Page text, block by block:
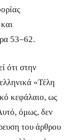
53–62.
ότι στην
«Τέλη
κεφάλαιο, ως
όμως, δεν
του άρθρου